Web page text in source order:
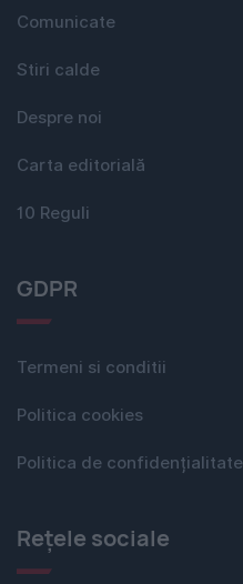
Comunicate
Stiri calde
Despre noi
Carta editorială
10 Reguli
GDPR
Termeni si conditii
Politica cookies
Politica de confidențialitate
Rețele sociale